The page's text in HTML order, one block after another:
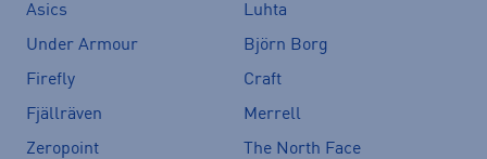
Asics
Luhta
Under Armour
Björn Borg
Firefly
Craft
Fjällräven
Merrell
Zeropoint
The North Face